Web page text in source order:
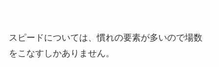
スピードについては、慣れの要素が多いので場数
をこなすしかありません。